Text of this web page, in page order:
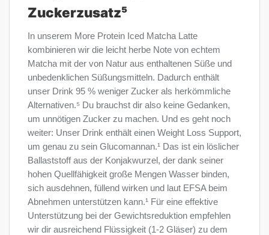
Zuckerzusatz⁵
In unserem More Protein Iced Matcha Latte
kombinieren wir die leicht herbe Note von echtem
Matcha mit der von Natur aus enthaltenen Süße und
unbedenklichen Süßungsmitteln. Dadurch enthält
unser Drink 95 % weniger Zucker als herkömmliche
Alternativen.⁵ Du brauchst dir also keine Gedanken,
um unnötigen Zucker zu machen. Und es geht noch
weiter: Unser Drink enthält einen Weight Loss Support,
um genau zu sein Glucomannan.¹ Das ist ein löslicher
Ballaststoff aus der Konjakwurzel, der dank seiner
hohen Quellfähigkeit große Mengen Wasser binden,
sich ausdehnen, füllend wirken und laut EFSA beim
Abnehmen unterstützen kann.¹ Für eine effektive
Unterstützung bei der Gewichtsreduktion empfehlen
wir dir ausreichend Flüssigkeit (1-2 Gläser) zu dem